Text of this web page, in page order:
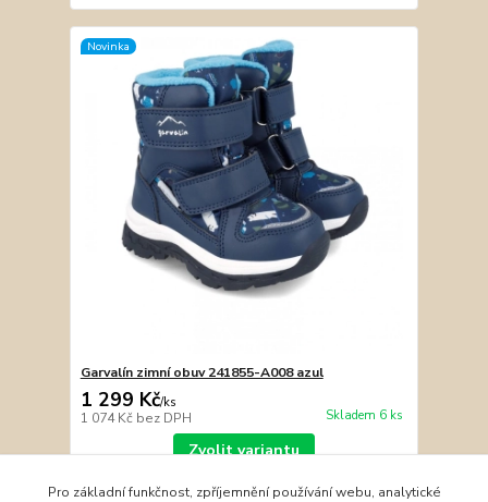
Novinka
Garvalín zimní obuv 241855-A008 azul
1 299 Kč/ks
1 074 Kč bez DPH Skladem 6 ks
Zvolit variantu
Pro základní funkčnost, zpříjemnění používání webu, analytické